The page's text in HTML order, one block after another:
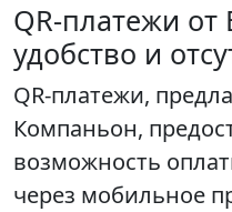
QR-платежи
удобство и
QR-платежи,
Компаньон,
возможность
через мобильное